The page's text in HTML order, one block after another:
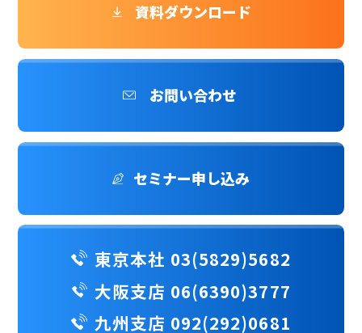
資料ダウンロード
お問い合わせ
セミナー申し込み
東京本社 03(5829)5682
大阪支店 06(6390)3777
九州支店 092(292)0681